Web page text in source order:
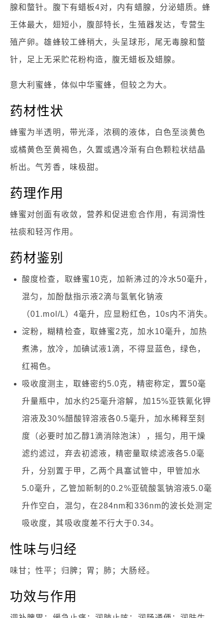
腺和螫针。腹下有蜡板4对，内有蜡腺，分泌蜡质。蜂
王体最大，翅短小，腹部特长，生殖器发达，专营生
殖产卵。雄蜂较工蜂稍大，头呈球形，尾无毒腺和螫
针，足上无采贮花粉构造，腹无蜡板及蜡腺。
意大利蜜蜂，体似中华蜜蜂，但较之为大。
药材性状
蜂蜜为半透明，带光泽，浓稠的液体，白色至淡黄色
或橘黄色至黄褐色，久置或遇冷渐有白色颗粒状结晶
析出。气芳香，味极甜。
药理作用
蜂蜜对创面有收敛，营养和促进愈合作用，有润滑性
祛痰和轻泻作用。
药材鉴别
酸度检查，取蜂蜜10克，加新沸过的冷水50毫升，
混匀，加酚酞指示液2滴与氢氧化钠液
（01.mol/L）4毫升，应显粉红色，10s内不消失。
淀粉，糊精检查，取蜂蜜2克，加水10毫升，加热
煮沸，放冷，加碘试液1滴，不得显蓝色，绿色，
红褐色。
吸收度测主，取蜂密约5.0克，精密称定，置50毫
升量瓶中，加水约25毫升溶解，加15%亚铁氰化钾
溶液及30%醋酸锌溶液各0.5毫升，加水稀释至刻
度（必要时加乙醇1滴消除泡沫），摇匀，用干燥
滤约滤过，弃去初滤液，精密量取续滤液各5.0毫
升，分别置于甲，乙两个具塞试管中，甲管加水
5.0毫升，乙管加新制的0.2%亚硫酸氢钠溶液5.0毫
升作空白，混匀，在284nm和336nm的波长处测定
吸收度，其吸收度差不行大于0.34。
性味与归经
味甘；性平；归脾；胃；肺；大肠经。
功效与作用